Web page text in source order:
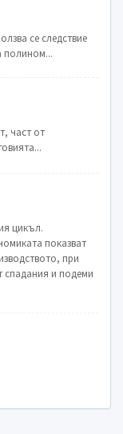
се следствие
полином...
част от
цикъл.
показват
при
спадания и подеми